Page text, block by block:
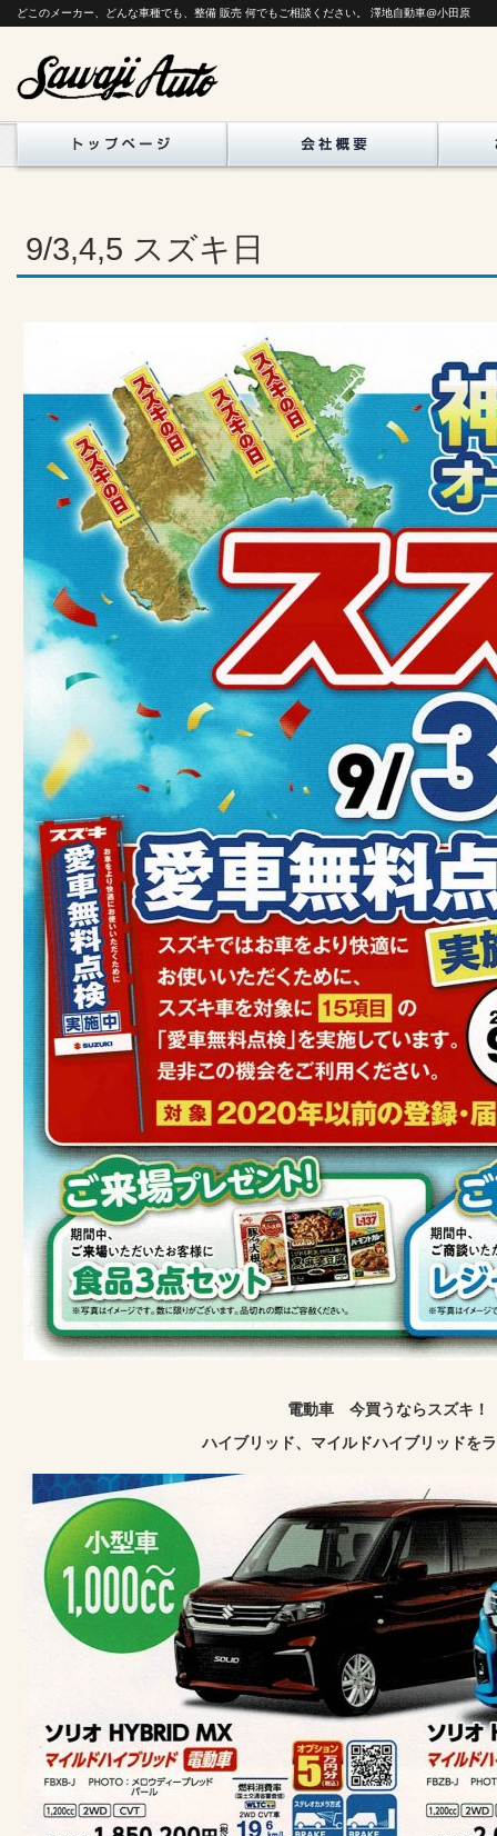
どこのメーカー、どんな車種でも、整備 販売 何でもご相談ください。 澤地自動車@小田原
9/3,4,5 スズキ日
電動車 今買うならスズキ！
ハイブリッド、マイルドハイブリッドを